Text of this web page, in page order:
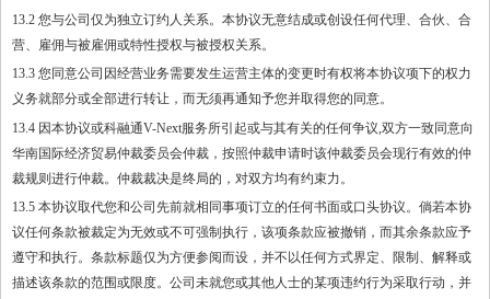
13.2 您与公司仅为独立订约人关系。本协议无意结成或创设任何代理、合伙、合
营、雇佣与被雇佣或特性授权与被授权关系。
13.3 您同意公司因经营业务需要发生运营主体的变更时有权将本协议项下的权力
义务就部分或全部进行转让，而无须再通知予您并取得您的同意。
13.4 因本协议或科融通V-Next服务所引起或与其有关的任何争议,双方一致同意向
华南国际经济贸易仲裁委员会仲裁，按照仲裁申请时该仲裁委员会现行有效的仲
裁规则进行仲裁。仲裁裁决是终局的，对双方均有约束力。
13.5 本协议取代您和公司先前就相同事项订立的任何书面或口头协议。倘若本协
议任何条款被裁定为无效或不可强制执行，该项条款应被撤销，而其余条款应予
遵守和执行。条款标题仅为方便参阅而设，并不以任何方式界定、限制、解释或
描述该条款的范围或限度。公司未就您或其他人士的某项违约行为采取行动，并